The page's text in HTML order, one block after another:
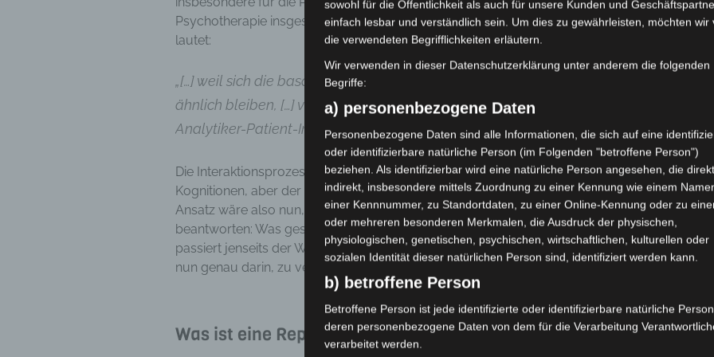
Psychotherapie insgesamt relevant halten. Das Eingangszitat dazu
lautet:
„[…] weil sich die basalen nonverbalen Interaktionsprozesse so
ähnlich bleiben, […] vermag [das] unser Verständnis der
Analytiker-Patient-Interaktion zu vertiefen.“
Die Interaktionsprozesse verändern sich natürlich durch Sprache und
Kognitionen, aber der nonverbale Grund bleibt dabei erhalten. Der
Ansatz wäre also nun, vor diesem Hintergrund die folgenden Fragen zu
beantworten: Was geschieht eigentlich in einer Psychotherapie? Was
passiert jenseits der Worte? Herrn Doerings Forschungsarbeit besteht
nun genau darin, zu versuchen, diese Fragen zu beantworten.
Was ist eine Repräsentation?
Juli 2019
Dezember
Oktober 2018
Juli 2018
Juni 2018
April 2018
sowohl für die Öffentlichkeit als auch für unsere Kunden und
einfach lesbar und verständlich sein. Um dies zu gewährleisten, möchten wir
die verwendeten Begrifflichkeiten erläutern.
Wir verwenden in dieser Datenschutzerklärung unter anderem die folgenden
Begriffe:
a) personenbezogene Daten
Personenbezogene Daten sind alle Informationen, die sich auf eine
oder identifizierbare natürliche Person (im Folgenden "betroffene Person")
beziehen. Als identifizierbar wird eine natürliche Person angesehen, die
indirekt, insbesondere mittels Zuordnung zu einer Kennung wie einem
einer Kennnummer, zu Standortdaten, zu einer Online-Kennung oder zu
oder mehreren besonderen Merkmalen, die Ausdruck der physischen,
physiologischen, genetischen, psychischen, wirtschaftlichen, kulturellen oder
sozialen Identität dieser natürlichen Person sind, identifiziert werden kann.
b) betroffene Person
Betroffene Person ist jede identifizierte oder identifizierbare natürliche
deren personenbezogene Daten von dem für die Verarbeitung
verarbeitet werden.